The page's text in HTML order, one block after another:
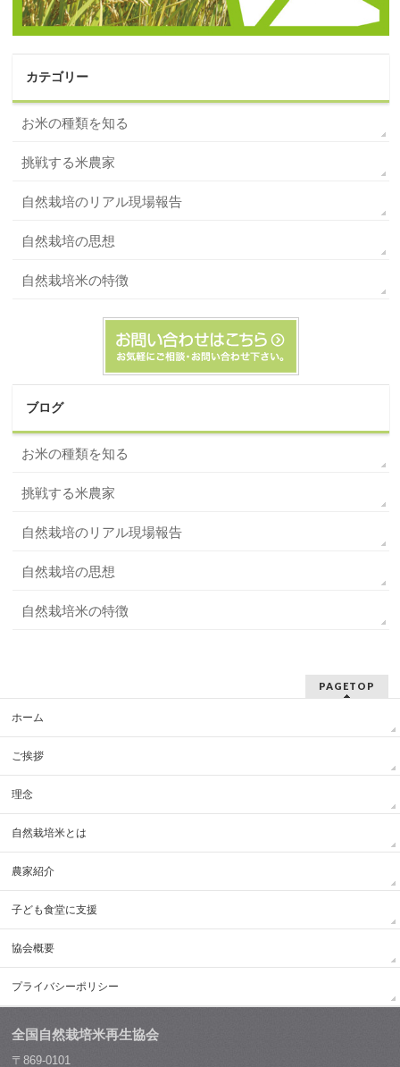
カテゴリー
お米の種類を知る
挑戦する米農家
自然栽培のリアル現場報告
自然栽培の思想
自然栽培米の特徴
ブログ
お米の種類を知る
挑戦する米農家
自然栽培のリアル現場報告
自然栽培の思想
自然栽培米の特徴
PAGETOP
ホーム
ご挨拶
理念
自然栽培米とは
農家紹介
子ども食堂に支援
協会概要
プライバシーポリシー
全国自然栽培米再生協会
〒869-0101